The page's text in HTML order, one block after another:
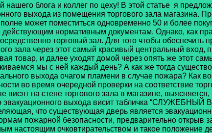
нашего блога и коллег по цеху! В этой статье я
выхода из помещения торгового зала магазина.
может поместиться одновременно 50 и более
действующим нормативным документам. Однако, как
торговый зал. Для того чтобы
зала через этот самый красивый центральный вход,
товар, и далее уходят домой через опять же этот
мы с ней каждый день? А как же тогда
выхода очагом пламени в случае пожара? Как
во время очередной проверки на соответствие
висят на стене торгового зала в магазине,
эвакуационного выхода висит табличка “СЛУЖЕБНЫЙ
что существующая дверь является
пожарной безопасности, предварительно открыв
настоящим очковтирательством и такое положение